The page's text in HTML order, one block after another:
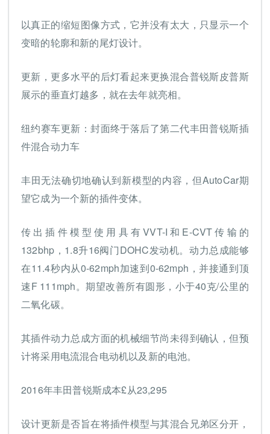
以真正的缩短图像方式，它并没有太大，只显示一个
变暗的轮廓和新的尾灯设计。
更新，更多水平的后灯看起来更换混合普锐斯皮普斯
展示的垂直灯越多，就在去年就亮相。
纽约赛车更新：封面终于落后了第二代丰田普锐斯插
件混合动力车
丰田无法确切地确认到新模型的内容，但AutoCar期
望它成为一个新的插件变体。
传出插件模型使用具有VVT-I和E-CVT传输的
132bhp，1.8升16阀门DOHC发动机。动力总成能够
在11.4秒内从0-62mph加速到0-62mph，并接通到顶
速F 111mph。期望改善所有圆形，小于40克/公里的
二氧化碳。
其插件动力总成方面的机械细节尚未得到确认，但预
计将采用电流混合电动机以及新的电池。
2016年丰田普锐斯成本£从23,295
设计更新是否旨在将插件模型与其混合兄弟区分开，